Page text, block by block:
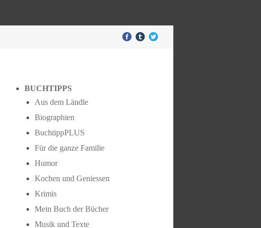
BUCHTIPPS
Aus dem Ländle
Biographien
BuchtippPLUS
Für die ganze Familie
Humor
Kochen und Geniessen
Krimis
Mein Buch der Bücher
Musik und Texte